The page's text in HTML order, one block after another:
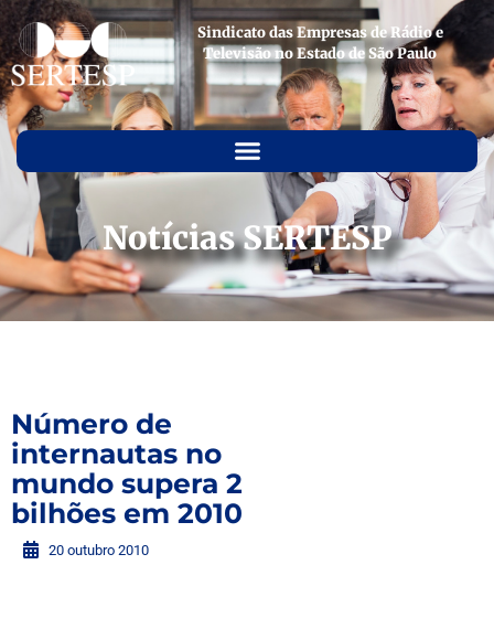
Sindicato das Empresas de Rádio e
Televisão no Estado de São Paulo
Notícias SERTESP
Número de
internautas no
mundo supera 2
bilhões em 2010
20 outubro 2010